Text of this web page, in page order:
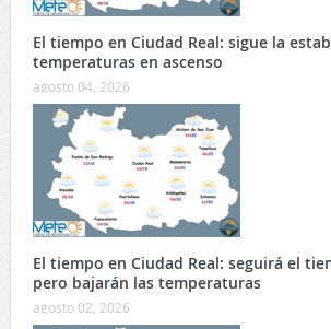
El tiempo en Ciudad Real: sigue la
temperaturas en ascenso
agosto 04, 2026
El tiempo en Ciudad Real: seguirá el
pero bajarán las temperaturas
agosto 02, 2026